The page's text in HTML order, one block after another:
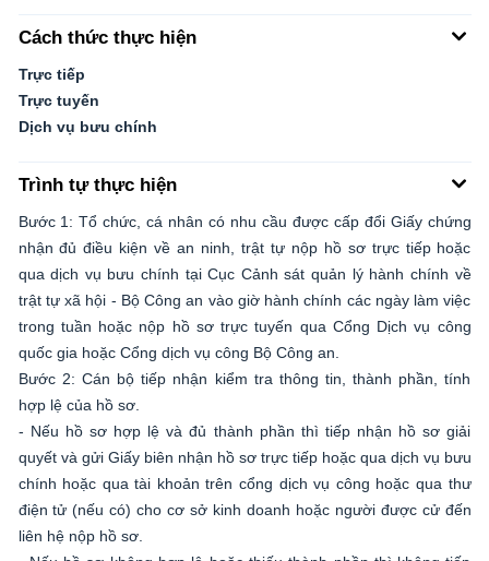
Cách thức thực hiện
Trực tiếp
Trực tuyến
Dịch vụ bưu chính
Trình tự thực hiện
Bước 1: Tổ chức, cá nhân có nhu cầu được cấp đổi Giấy chứng
nhận đủ điều kiện về an ninh, trật tự nộp hồ sơ trực tiếp hoặc
qua dịch vụ bưu chính tại Cục Cảnh sát quản lý hành chính về
trật tự xã hội - Bộ Công an vào giờ hành chính các ngày làm việc
trong tuần hoặc nộp hồ sơ trực tuyến qua Cổng Dịch vụ công
quốc gia hoặc Cổng dịch vụ công Bộ Công an.
Bước 2: Cán bộ tiếp nhận kiểm tra thông tin, thành phần, tính
hợp lệ của hồ sơ.
- Nếu hồ sơ hợp lệ và đủ thành phần thì tiếp nhận hồ sơ giải
quyết và gửi Giấy biên nhận hồ sơ trực tiếp hoặc qua dịch vụ bưu
chính hoặc qua tài khoản trên cổng dịch vụ công hoặc qua thư
điện tử (nếu có) cho cơ sở kinh doanh hoặc người được cử đến
liên hệ nộp hồ sơ.